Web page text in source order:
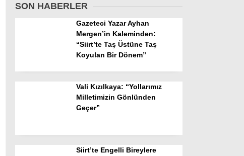
SON HABERLER
Gazeteci Yazar Ayhan
Mergen’in Kaleminden:
“Siirt’te Taş Üstüne Taş
Koyulan Bir Dönem”
Vali Kızılkaya: “Yollarımız
Milletimizin Gönlünden
Geçer”
Siirt’te Engelli Bireylere